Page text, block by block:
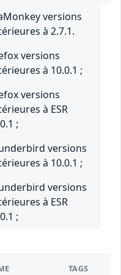
versions
à 2.7.1.
versions
à 10.0.1 ;
versions
à ESR
;
versions
à 10.0.1 ;
versions
à ESR
;
TAGS